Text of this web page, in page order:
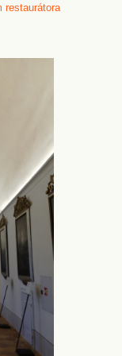
restaurátora